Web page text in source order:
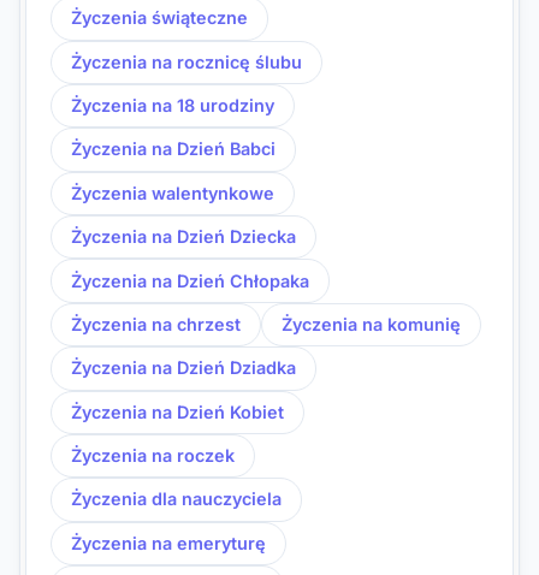
Życzenia świąteczne
Życzenia na rocznicę ślubu
Życzenia na 18 urodziny
Życzenia na Dzień Babci
Życzenia walentynkowe
Życzenia na Dzień Dziecka
Życzenia na Dzień Chłopaka
Życzenia na chrzest Życzenia na komunię
Życzenia na Dzień Dziadka
Życzenia na Dzień Kobiet
Życzenia na roczek
Życzenia dla nauczyciela
Życzenia na emeryturę